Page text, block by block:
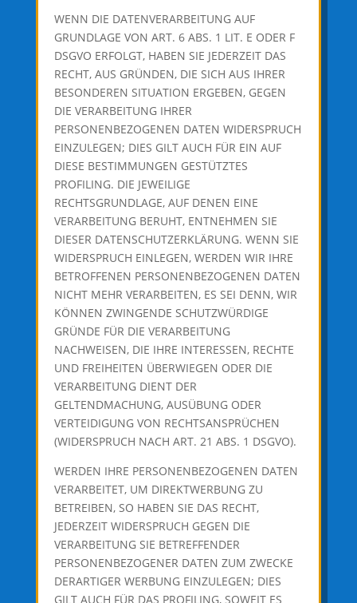
WENN DIE DATENVERARBEITUNG AUF
GRUNDLAGE VON ART. 6 ABS. 1 LIT. E ODER F
DSGVO ERFOLGT, HABEN SIE JEDERZEIT DAS
RECHT, AUS GRÜNDEN, DIE SICH AUS IHRER
BESONDEREN SITUATION ERGEBEN, GEGEN
DIE VERARBEITUNG IHRER
PERSONENBEZOGENEN DATEN WIDERSPRUCH
EINZULEGEN; DIES GILT AUCH FÜR EIN AUF
DIESE BESTIMMUNGEN GESTÜTZTES
PROFILING. DIE JEWEILIGE
RECHTSGRUNDLAGE, AUF DENEN EINE
VERARBEITUNG BERUHT, ENTNEHMEN SIE
DIESER DATENSCHUTZERKLÄRUNG. WENN SIE
WIDERSPRUCH EINLEGEN, WERDEN WIR IHRE
BETROFFENEN PERSONENBEZOGENEN DATEN
NICHT MEHR VERARBEITEN, ES SEI DENN, WIR
KÖNNEN ZWINGENDE SCHUTZWÜRDIGE
GRÜNDE FÜR DIE VERARBEITUNG
NACHWEISEN, DIE IHRE INTERESSEN, RECHTE
UND FREIHEITEN ÜBERWIEGEN ODER DIE
VERARBEITUNG DIENT DER
GELTENDMACHUNG, AUSÜBUNG ODER
VERTEIDIGUNG VON RECHTSANSPRÜCHEN
(WIDERSPRUCH NACH ART. 21 ABS. 1 DSGVO).
WERDEN IHRE PERSONENBEZOGENEN DATEN
VERARBEITET, UM DIREKTWERBUNG ZU
BETREIBEN, SO HABEN SIE DAS RECHT,
JEDERZEIT WIDERSPRUCH GEGEN DIE
VERARBEITUNG SIE BETREFFENDER
PERSONENBEZOGENER DATEN ZUM ZWECKE
DERARTIGER WERBUNG EINZULEGEN; DIES
GILT AUCH FÜR DAS PROFILING, SOWEIT ES